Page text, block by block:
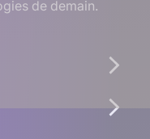
de demain.